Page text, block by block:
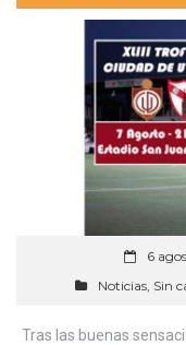
6
Noticias Sin
Tras las buenas